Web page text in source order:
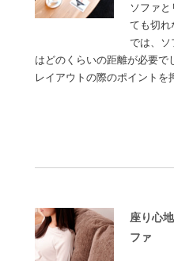
ソファ
ても切れ
では、ソ
はどのくらいの距離が必要で
レイアウトの際のポイント
座り心
ファ